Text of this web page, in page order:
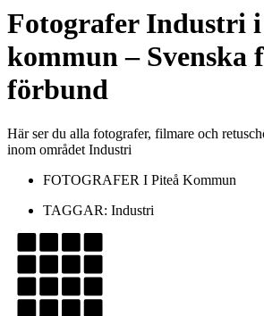
Fotografer Industri i
kommun– Svenska
förbund
Här ser du alla fotografer, filmare och
inom området Industri
FOTOGRAFER I Piteå Kommun
TAGGAR: Industri